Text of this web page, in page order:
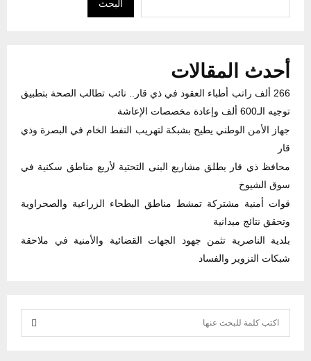
البحث
أحدث المقالات
266 ألف راتب أطباء العقود في ذي قار.. نائب تطالب الصحة بتطبيق
توجيه الـ600 ألف وإعادة مخصصات الإعاشة
جهاز الأمن الوطني يطيح بشبكة لتهريب النفط الخام في البصرة وذي
قار
محافظ ذي قار يطلق مشاريع البنى التحتية لأربع مناطق سكنية في
سوق الشيوخ
قوات أمنية مشتركة تمشط مناطق البطحاء الزراعية والصحراوية
وتحقق نتائج ميدانية
بلدية الناصرية تثمن جهود الجهات القضائية والأمنية في ملاحقة
شبكات التزوير والفساد
e